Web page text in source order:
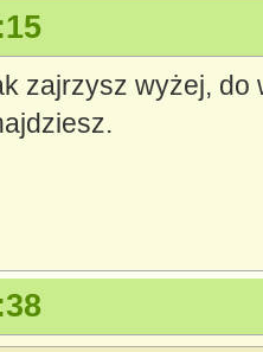
zajrzysz wyżej, do